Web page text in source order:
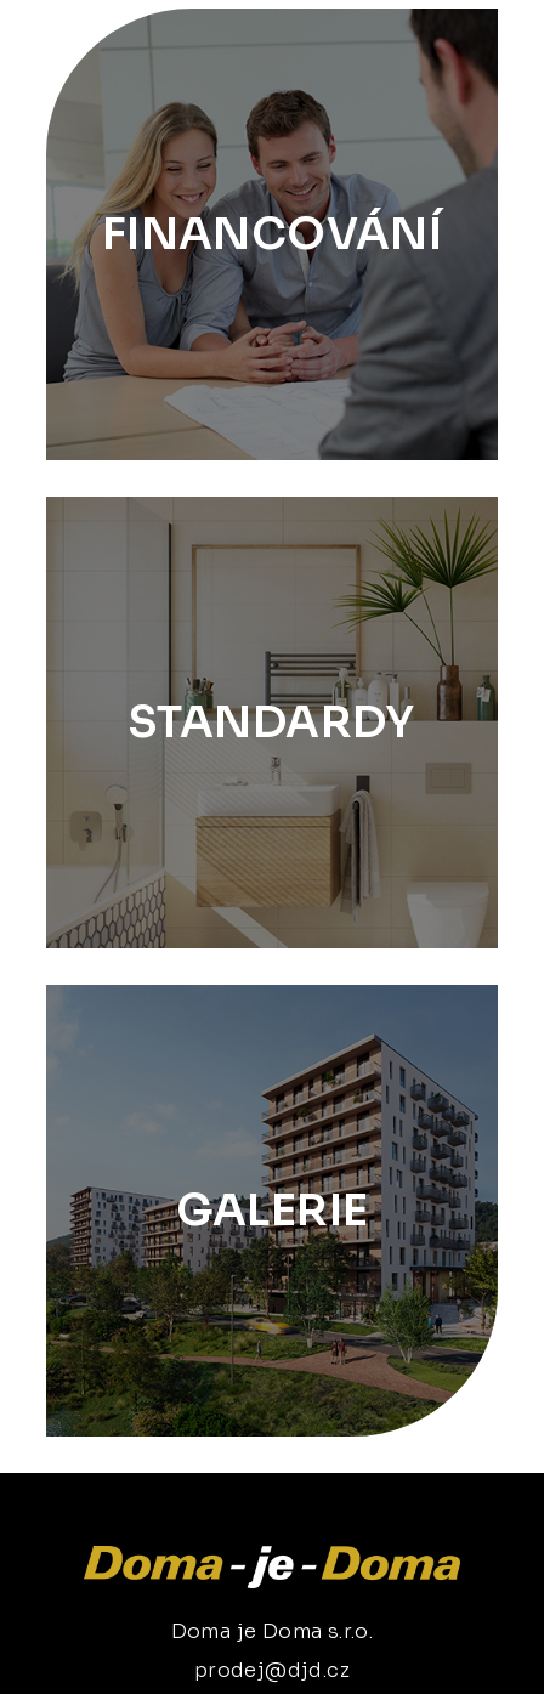
FINANCOVÁNÍ
STANDARDY
GALERIE
Doma je Doma s.r.o.
prodej@djd.cz